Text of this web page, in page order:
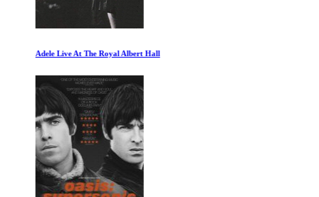
Adele Live At The Royal Albert Hall